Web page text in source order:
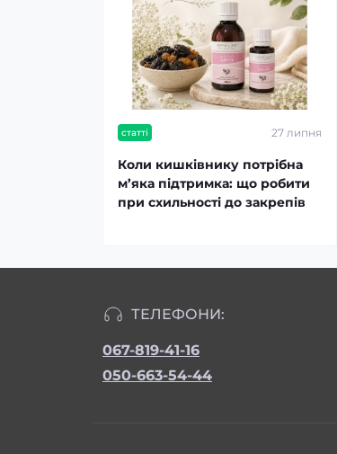
статті 27 липня
Коли кишківнику потрібна
м’яка підтримка: що робити
при схильності до закрепів
ТЕЛЕФОНИ:
067-819-41-16
050-663-54-44